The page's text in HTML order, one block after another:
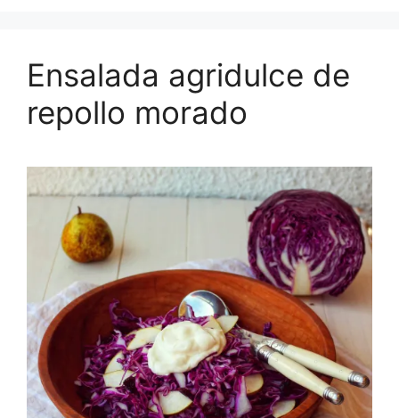
Ensalada agridulce de
repollo morado